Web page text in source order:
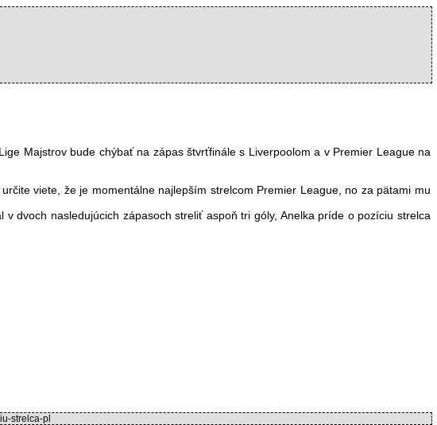
Majstrov bude chýbať na zápas štvrťfinále s Liverpoolom a v Premier League na
viete, že je momentálne najlepším strelcom Premier League, no za pätami mu
dvoch nasledujúcich zápasoch streliť aspoň tri góly, Anelka príde o pozíciu strelca
strelca-pl